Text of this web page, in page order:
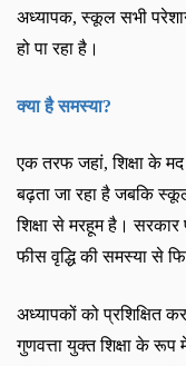
अध्यापक,स्कूल सभी
हो पा रहा है।
क्या है समस्या?
एक तरफ जहां,शिक्षा के
बढ़ता जा रहा है जबकि
शिक्षा से मरहूम है।
फीस वृद्धि की समस्या से
अध्यापकों को प्रशिक्षित
गुणवत्ता युक्त शिक्षा के रूप